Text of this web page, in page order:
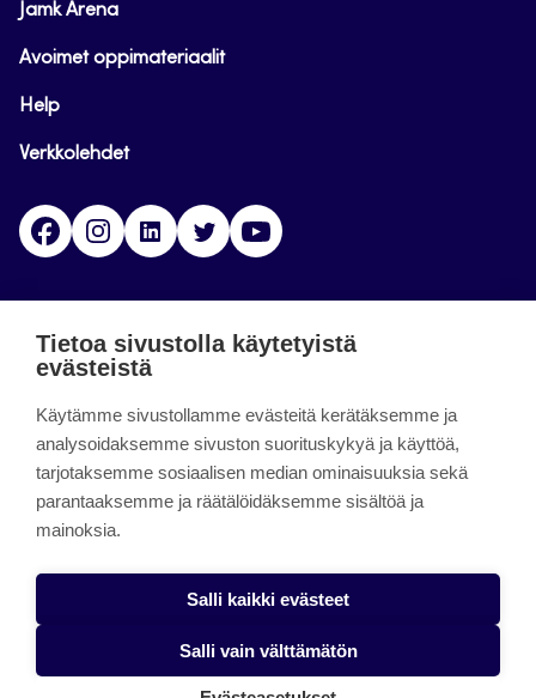
Jamk Arena
Avoimet oppimateriaalit
Help
Verkkolehdet
FacebookInstagramLinkedinTwitter
päättynyt 11.9.2023.
About the site
Käyttöehdot
Saavutettavuusseloste
Alasottoilmoitus
Tietoa sivustolla käytetyistä
evästeistä
Käytämme sivustollamme evästeitä kerätäksemme ja
analysoidaksemme sivuston suorituskykyä ja käyttöä,
tarjotaksemme sosiaalisen median ominaisuuksia sekä
parantaaksemme ja räätälöidäksemme sisältöä ja
mainoksia.
Salli kaikki evästeet
Salli vain välttämätön